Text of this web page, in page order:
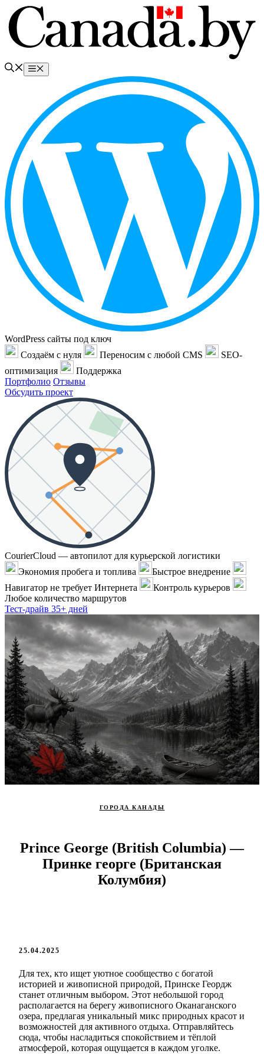
Перейти
содержимому
Меню
WordPress сайты под ключ
Создаём с нуля
Переносим с любой CMS
SEO-
оптимизация
Поддержка
Портфолио Отзывы
Обсудить проект
CourierCloud — автопилот для курьерской логистики
Экономия пробега и топлива
Быстрое внедрение
Навигатор не требует Интернета
Контроль курьеров
Любое количество маршрутов
Тест-драйв 35+ дней
ГОРОДА КАНАДЫ
Prince George (British Columbia) —
Принке георге (Британская
Колумбия)
25.04.2025
Для тех, кто ищет уютное сообщество с богатой
историей и живописной природой, Принске Геордж
станет отличным выбором. Этот небольшой город
располагается на берегу живописного Оканаганского
озера, предлагая уникальный микс природных красот и
возможностей для активного отдыха. Отправляйтесь
сюда, чтобы насладиться спокойствием и тёплой
атмосферой, которая ощущается в каждом уголке.